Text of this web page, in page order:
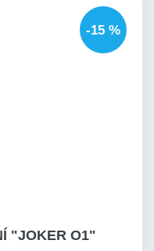
-15 %
"JOKER O1"